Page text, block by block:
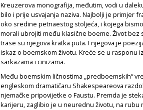
Kreuzerova monografija, međutim, vodi u
bilo i prije usvajanja naziva. Najbolji je primjer
oko sredine petnaestog stoljeća, i kojega
morali ubrojiti među klasične boeme. Život bez
trase su njegova kratka puta. I njegova je
iskaz o boemskom životu. Kreće se u rasponu
sarkazama i cinizama.
Među boemskim ličnostima „predboemskih“
engleskom dramatičaru Shakespeareova
njemačke pripovijetke o Faustu. Premda je
karijeru, zaglibio je u neurednu životu, na rubu